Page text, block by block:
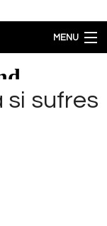
MENU
si sufres